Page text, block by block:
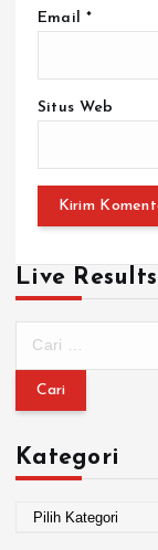
Email *
Situs Web
Live
Kategori